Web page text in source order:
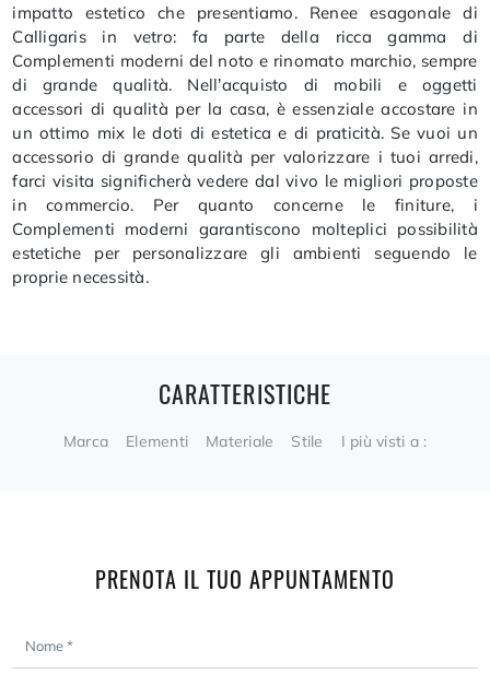
impatto estetico che presentiamo. Renee esagonale di
Calligaris in vetro: fa parte della ricca gamma di
Complementi moderni del noto e rinomato marchio, sempre
di grande qualità. Nell’acquisto di mobili e oggetti
accessori di qualità per la casa, è essenziale accostare in
un ottimo mix le doti di estetica e di praticità. Se vuoi un
accessorio di grande qualità per valorizzare i tuoi arredi,
farci visita significherà vedere dal vivo le migliori proposte
in commercio. Per quanto concerne le finiture, i
Complementi moderni garantiscono molteplici possibilità
estetiche per personalizzare gli ambienti seguendo le
proprie necessità.
CARATTERISTICHE
Marca Elementi Materiale Stile I più visti a :
PRENOTA IL TUO APPUNTAMENTO